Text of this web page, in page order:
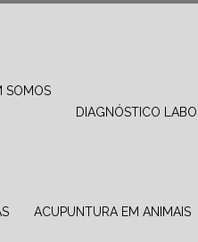
SOMOS
DIAGNÓSTICO
ACUPUNTURA EM ANIMAIS